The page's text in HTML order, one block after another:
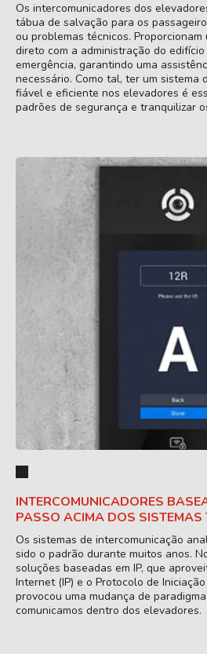
Os intercomunicadores dos
tábua de salvação para os
ou problemas técnicos.
direto com a administração do
emergência, garantindo uma
necessário. Como tal, ter um sistema
fiável e eficiente nos elevadores é
padrões de segurança e tranquilizar
INTERCOMUNICADORES
PASSO ACIMA DOS
Os sistemas de intercomunicação
sido o padrão durante muitos anos.
soluções baseadas em IP, que
Internet (IP) e o Protocolo de
provocou uma mudança de
comunicamos dentro dos elevadores.